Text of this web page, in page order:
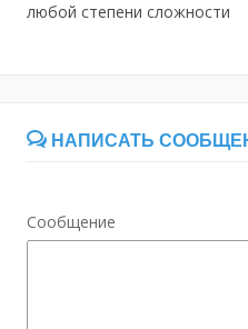
любой степени сложности
НАПИСАТЬ
Сообщение